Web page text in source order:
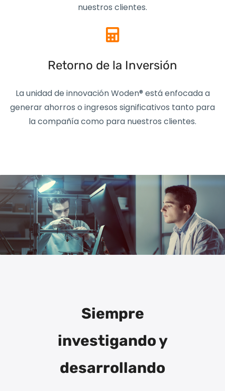
nuestros clientes.
Retorno de la Inversión
La unidad de innovación Woden® está enfocada a
generar ahorros o ingresos significativos tanto para
la compañía como para nuestros clientes.
Siempre
investigando y
desarrollando